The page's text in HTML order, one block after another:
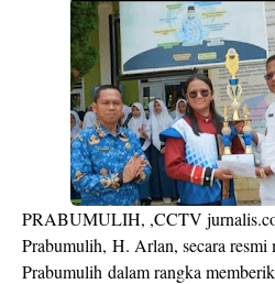
PRABUMULIH, ,CCTV
Prabumulih, H. Arlan, secara
Prabumulih dalam rangka